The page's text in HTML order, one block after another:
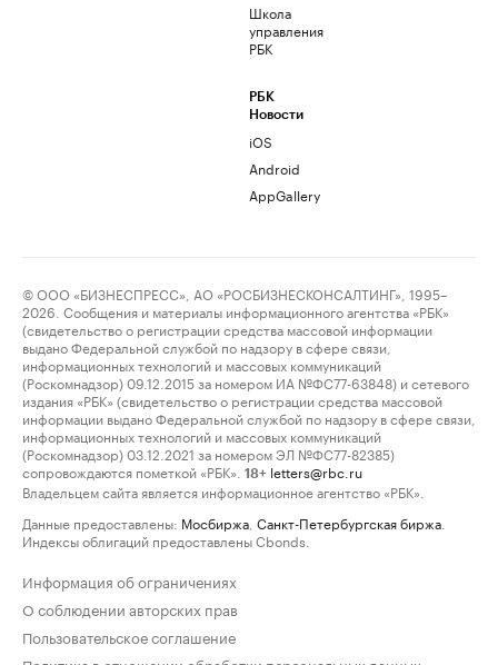
Школа
управления
РБК
РБК
Новости
iOS
Android
AppGallery
© ООО «БИЗНЕСПРЕСС», АО «РОСБИЗНЕСКОНСАЛТИНГ», 1995–
2026. Сообщения и материалы информационного агентства «РБК»
(свидетельство о регистрации средства массовой информации
выдано Федеральной службой по надзору в сфере связи,
информационных технологий и массовых коммуникаций
(Роскомнадзор) 09.12.2015 за номером ИА №ФС77-63848) и сетевого
издания «РБК» (свидетельство о регистрации средства массовой
информации выдано Федеральной службой по надзору в сфере связи,
информационных технологий и массовых коммуникаций
(Роскомнадзор) 03.12.2021 за номером ЭЛ №ФС77-82385)
сопровождаются пометкой «РБК».
18+ letters@rbc.ru
Владельцем сайта является информационное агентство «РБК».
Данные предоставлены: Мосбиржа Санкт-Петербургская биржа
Индексы облигаций предоставлены Cbonds.
Информация об ограничениях
О соблюдении авторских прав
Пользовательское соглашение